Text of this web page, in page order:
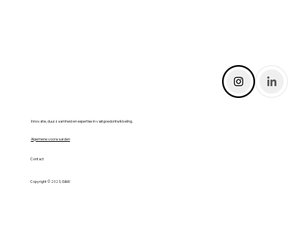
Algemene voorwaarden
Contact
Innovatie, duurzaamheid en expertise in vastgoedontwikkeling.
Copyright © 2023, G&W